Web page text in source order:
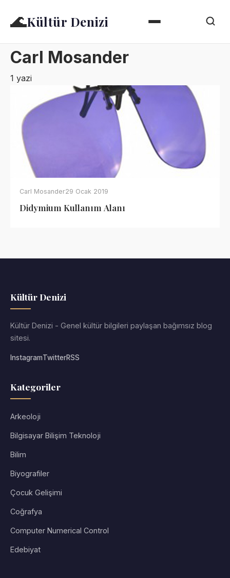
🌊Kültür Denizi
Carl Mosander
1 yazi
Carl Mosander29 Ocak 2019
Didymium Kullanım Alanı
Kültür Denizi
Kültür Denizi - Genel kültür bilgileri paylaşan bağımsız blog
sitesi.
InstagramTwitterRSS
Kategoriler
Arkeoloji
Bilgisayar Bilişim Teknoloji
Bilim
Biyografiler
Çocuk Gelişimi
Coğrafya
Computer Numerical Control
Edebiyat